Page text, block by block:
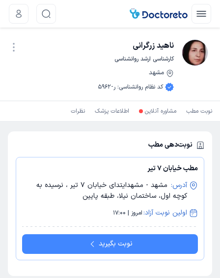
ناهید زرگرانی
کارشناسی ارشد روانشناسی
مشهد
کد نظام روانشناسی: ر-5962
نوبت مطب مشاوره آنلاین اطلاعات پزشک نظرات
نوبت‌دهی مطب
مطب خیابان 7 تیر
آدرس:
مشهد - مشهدایتدای خیابان 7 تیر ، نرسیده به
کوچه اول، ساختمان نیلا، طبقه پایین
اولین نوبت آزاد: امروز | 17:00
نوبت بگیرید